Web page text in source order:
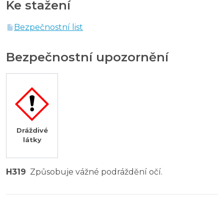
Ke stažení
Bezpečnostní list
Bezpečnostní upozornění
Dráždivé
látky
H319 Způsobuje vážné podráždění očí.